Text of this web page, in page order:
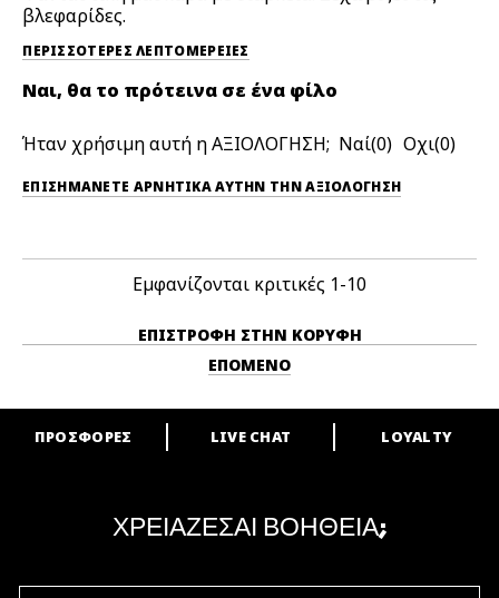
βλεφαρίδες.
ΠΕΡΙΣΣΌΤΕΡΕΣ ΛΕΠΤΟΜΈΡΕΙΕΣ
Ναι, θα το πρότεινα σε ένα φίλο
Ήταν χρήσιμη αυτή η ΑΞΙΟΛΟΓΗΣΗ; 0 0
ΕΠΙΣΗΜΆΝΕΤΕ ΑΡΝΗΤΙΚΆ ΑΥΤΉΝ ΤΗΝ ΑΞΙΟΛΟΓΗΣΗ
Εμφανίζονται κριτικές 1-10
ΕΠΙΣΤΡΟΦΉ ΣΤΗΝ ΚΟΡΥΦΉ
ΕΠΌΜΕΝΟ
ARE YOU A M·A·C LOVER?
ΠΡΟΣΦΟΡΕΣ LIVE CHAT LOYALTY
ΧΡΕΙΑΖΕΣΑΙ ΒΟΗΘΕΙΑ;